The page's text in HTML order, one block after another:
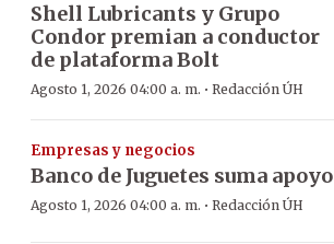
Shell Lubricants y Grupo
Condor premian a conductor
de plataforma Bolt
Agosto 1, 2026 04:00 a. m. · Redacción ÚH
Empresas y negocios
Banco de Juguetes suma apoyo
Agosto 1, 2026 04:00 a. m. · Redacción ÚH